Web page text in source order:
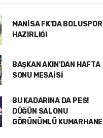
MANİSA FK'DA BOLUSPOR
HAZIRLIĞI
BAŞKAN AKIN'DAN HAFTA
SONU MESAİSİ
BU KADARINA DA PES!
DÜĞÜN SALONU
GÖRÜNÜMLÜ KUMARHANE